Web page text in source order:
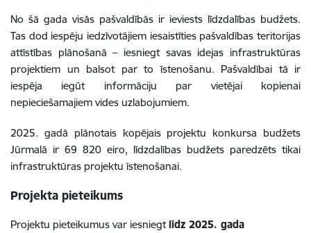
No šā gada visās pašvaldībās ir ieviests līdzdalības budžets.
Tas dod iespēju iedzīvotājiem iesaistīties pašvaldības teritorijas
attīstības plānošanā – iesniegt savas idejas infrastruktūras
projektiem un balsot par to īstenošanu. Pašvaldībai tā ir
iespēja iegūt informāciju par vietējai kopienai
nepieciešamajiem vides uzlabojumiem.
2025. gadā plānotais kopējais projektu konkursa budžets
Jūrmalā ir 69 820 eiro, līdzdalības budžets paredzēts tikai
infrastruktūras projektu īstenošanai.
Projekta pieteikums
Projektu pieteikumus var iesniegtlīdz 2025. gada